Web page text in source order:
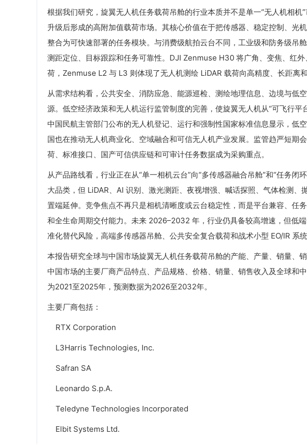
根据我们研究，旋翼无人机任务载荷吊舱的行业本质并不是单一“无人机相
升级后形成的高附加值载荷市场。其核心价值在于把传感器、稳定控制、光
整合为可快速部署的任务模块。与消费级航拍云台不同，工业级和防务级吊
测距定位、目标跟踪和任务可靠性。DJI Zenmuse H30 将广角、变焦、红
荷，Zenmuse L2 与 L3 则体现了无人机测绘 LiDAR 载荷向高精度、长距离
从需求结构看，公共安全、消防应急、能源巡检、测绘地理信息、边境与低
源。低空经济政策和无人机运行监管制度的完善，使旋翼无人机从“可飞行平
中国民航主管部门公布的无人机登记、运行和强制性国家标准信息显示，低
国也在推动无人机商业化、空域融合和可信无人机产业发展。监管趋严短期
荷、标准接口、国产可信供应链和可审计任务数据成为采购重点。
从产品路线看，行业正在从“单一相机云台”向“多传感器融合吊舱”和“任务闭
大品类，但 LiDAR、AI 识别、激光测距、夜视增强、喊话探照、气体检测、
置端延伸。竞争焦点不再只是相机清晰度或云台稳定性，而是平台兼容、任
和全生命周期交付能力。未来 2026–2032 年，行业仍具备较高增速，但低
准化替代风险，高端多传感器吊舱、公共安全复合载荷和战术小型 EO/IR 系
本报告研究全球与中国市场旋翼无人机任务载荷吊舱的产能、产量、销量、
中国市场的主要厂商产品特点、产品规格、价格、销量、销售收入及全球和
为2021至2025年，预测数据为2026至2032年。
主要厂商包括：
RTX Corporation
L3Harris Technologies, Inc.
Safran SA
Leonardo S.p.A.
Teledyne Technologies Incorporated
Elbit Systems Ltd.